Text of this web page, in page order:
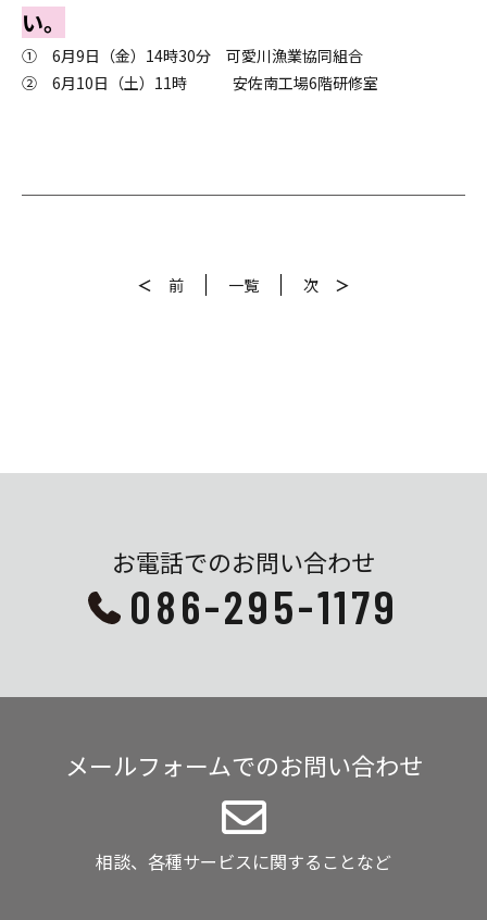
い。
① 6月9日（金）14時30分 可愛川漁業協同組合
② 6月10日（土）11時 安佐南工場6階研修室
＜ 前 一覧 次 ＞
お電話でのお問い合わせ
086-295-1179
メールフォームでのお問い合わせ
相談、各種サービスに関することなど